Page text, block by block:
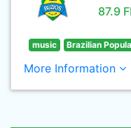
87.9
music Brazilian
More Information